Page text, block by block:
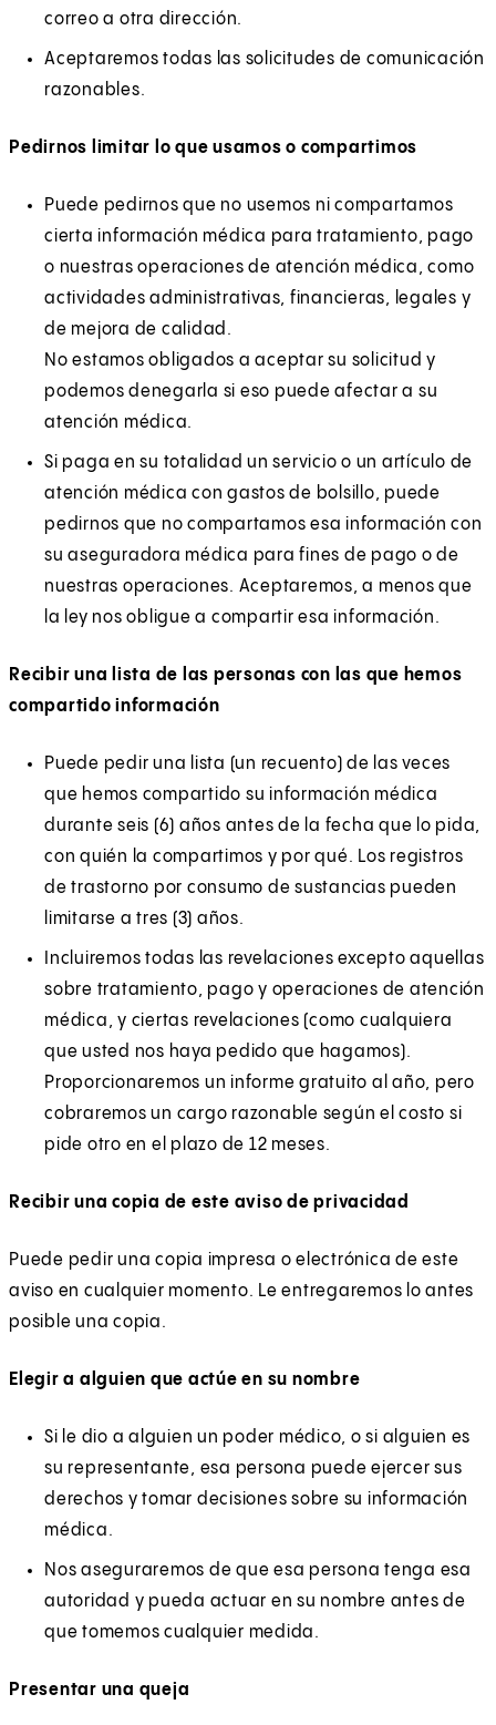
correo a otra dirección.
Aceptaremos todas las solicitudes de comunicación
razonables.
Pedirnos limitar lo que usamos o compartimos
Puede pedirnos que no usemos ni compartamos
cierta información médica para tratamiento, pago
o nuestras operaciones de atención médica, como
actividades administrativas, financieras, legales y
de mejora de calidad.
No estamos obligados a aceptar su solicitud y
podemos denegarla si eso puede afectar a su
atención médica.
Si paga en su totalidad un servicio o un artículo de
atención médica con gastos de bolsillo, puede
pedirnos que no compartamos esa información con
su aseguradora médica para fines de pago o de
nuestras operaciones. Aceptaremos, a menos que
la ley nos obligue a compartir esa información.
Recibir una lista de las personas con las que hemos
compartido información
Puede pedir una lista (un recuento) de las veces
que hemos compartido su información médica
durante seis (6) años antes de la fecha que lo pida,
con quién la compartimos y por qué. Los registros
de trastorno por consumo de sustancias pueden
limitarse a tres (3) años.
Incluiremos todas las revelaciones excepto aquellas
sobre tratamiento, pago y operaciones de atención
médica, y ciertas revelaciones (como cualquiera
que usted nos haya pedido que hagamos).
Proporcionaremos un informe gratuito al año, pero
cobraremos un cargo razonable según el costo si
pide otro en el plazo de 12 meses.
Recibir una copia de este aviso de privacidad
Puede pedir una copia impresa o electrónica de este
aviso en cualquier momento. Le entregaremos lo antes
posible una copia.
Elegir a alguien que actúe en su nombre
Si le dio a alguien un poder médico, o si alguien es
su representante, esa persona puede ejercer sus
derechos y tomar decisiones sobre su información
médica.
Nos aseguraremos de que esa persona tenga esa
autoridad y pueda actuar en su nombre antes de
que tomemos cualquier medida.
Presentar una queja